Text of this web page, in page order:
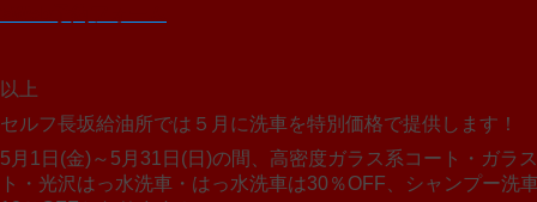
以上
セルフ長坂給油所では５月に洗車を特別価格で提供します！
5月1日(金)～5月31日(日)の間、高密度ガラス系コート・ガラ
ト・光沢はっ水洗車・はっ水洗車は30％OFF、シャンプー洗